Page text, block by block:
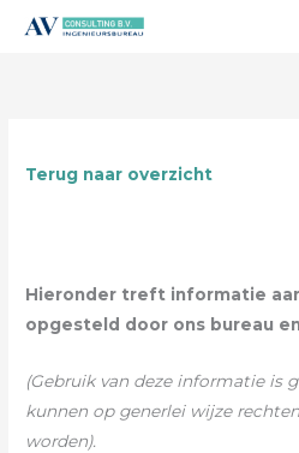
Terug naar overzicht
Hieronder treft informatie
opgesteld door ons bureau
(Gebruik van deze informatie is
kunnen op generlei wijze
worden).